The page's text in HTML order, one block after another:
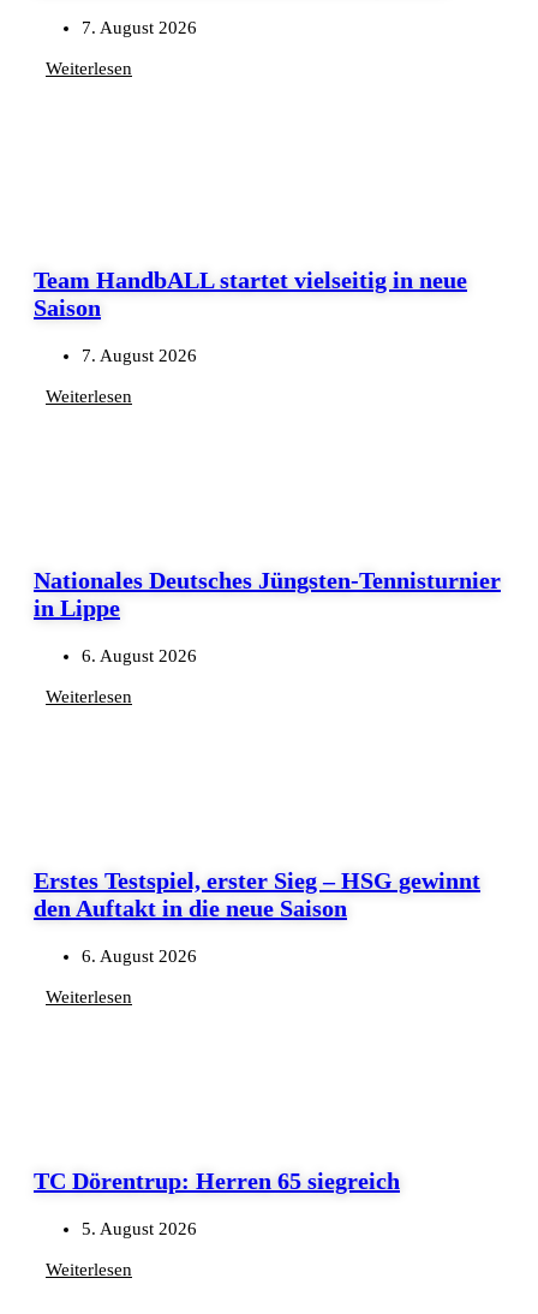
7. August 2026
Weiterlesen
Team HandbALL startet vielseitig in neue
Saison
7. August 2026
Weiterlesen
Nationales Deutsches Jüngsten-Tennisturnier
in Lippe
6. August 2026
Weiterlesen
Erstes Testspiel, erster Sieg – HSG gewinnt
den Auftakt in die neue Saison
6. August 2026
Weiterlesen
TC Dörentrup: Herren 65 siegreich
5. August 2026
Weiterlesen